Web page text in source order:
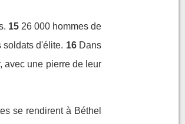
15 26 000 hommes de
soldats d'élite. 16 Dans
avec une pierre de leur
se rendirent à Béthel